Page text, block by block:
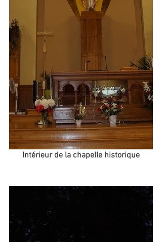
Intérieur de la chapelle historique